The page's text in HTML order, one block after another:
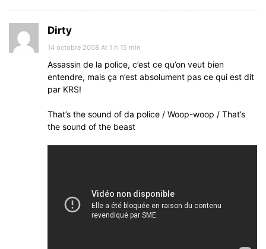
Dirty
14 octobre 2008 At 1 h 15 min
Assassin de la police, c’est ce qu’on veut bien
entendre, mais ça n’est absolument pas ce qui est dit
par KRS!
That’s the sound of da police / Woop-woop / That’s
the sound of the beast